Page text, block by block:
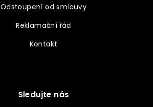
Odstoupení od smlouvy
Reklamační řád
Kontakt
Sledujte nás